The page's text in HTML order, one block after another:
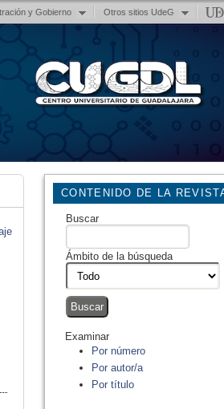
y Gobierno Otros sitios UdeG
CONTENIDO DE LA
Buscar
Ámbito de la búsqueda
Examinar
Por número
Por autor/a
Por título